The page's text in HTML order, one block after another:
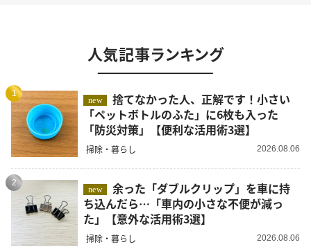
人気記事ランキング
1
new
捨てなかった人、正解です！小さい
「ペットボトルのふた」に6枚も入った
「防災対策」【便利な活用術3選】
掃除・暮らし 2026.08.06
2
new
余った「ダブルクリップ」を車に持
ち込んだら…「車内の小さな不便が減っ
た」【意外な活用術3選】
掃除・暮らし 2026.08.06